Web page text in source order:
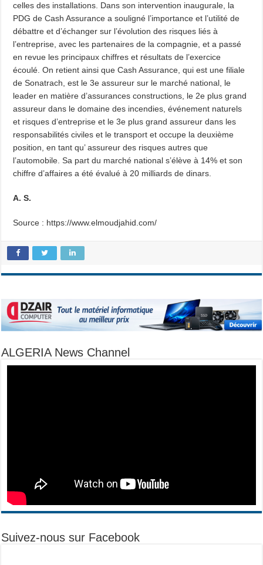
celles des installations. Dans son intervention inaugurale, la
PDG de Cash Assurance a souligné l’importance et l’utilité de
débattre et d’échanger sur l’évolution des risques liés à
l’entreprise, avec les partenaires de la compagnie, et a passé
en revue les principaux chiffres et résultats de l’exercice
écoulé. On retient ainsi que Cash Assurance, qui est une filiale
de Sonatrach, est le 3e assureur sur le marché national, le
leader en matière d’assurances constructions, le 2e plus grand
assureur dans le domaine des incendies, événement naturels
et risques d’entreprise et le 3e plus grand assureur dans les
responsabilités civiles et le transport et occupe la deuxième
position, en tant qu’ assureur des risques autres que
l’automobile. Sa part du marché national s’élève à 14% et son
chiffre d’affaires a été évalué à 20 milliards de dinars.
A. S.
Source : https://www.elmoudjahid.com/
ALGERIA News Channel
Suivez-nous sur Facebook